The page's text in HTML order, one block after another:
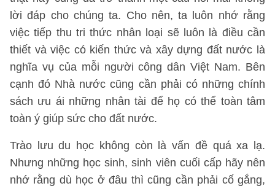
lời đáp cho chúng ta. Cho nên, ta luôn nhớ rằng
việc tiếp thu tri thức nhân loại sẽ luôn là điều cần
thiết và việc có kiến thức và xây dựng đất nước là
nghĩa vụ của mỗi người công dân Việt Nam. Bên
cạnh đó Nhà nước cũng cần phải có những chính
sách ưu ái những nhân tài để họ có thể toàn tâm
toàn ý giúp sức cho đất nước.
Trào lưu du học không còn là vấn đề quá xa lạ.
Nhưng những học sinh, sinh viên cuối cấp hãy nên
nhớ rằng dù học ở đâu thì cũng cần phải cố gắng,